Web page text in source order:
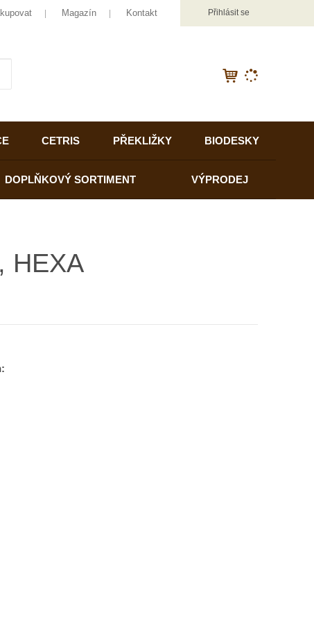
Magazín Kontakt Přihlásit se
t
CETRIS PŘEKLIŽKY BIODESKY
DOPLŇKOVÝ SORTIMENT VÝPRODEJ
HEXA